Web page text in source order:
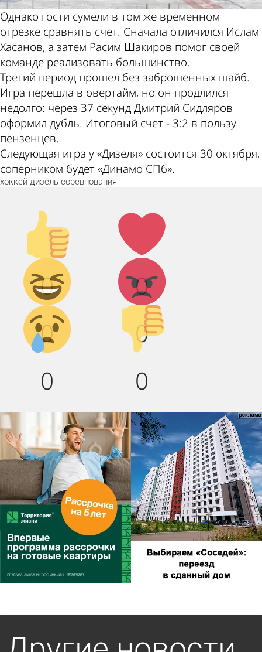
Однако гости сумели в том же временном
отрезке сравнять счет. Сначала отличился Ислам
Хасанов, а затем Расим Шакиров помог своей
команде реализовать большинство.
Третий период прошел без заброшенных шайб.
Игра перешла в овертайм, но он продлился
недолго: через 37 секунд Дмитрий Сидляров
оформил дубль. Итоговый счет - 3:2 в пользу
пензенцев.
Следующая игра у «Дизеля» состоится 30 октября,
соперником будет «Динамо СПб».
хоккей дизель соревнования
Палец
вверх!
0
Лайк!
0
Дикий
смех!
0
Агрессия!
0
Грусть :(
0
Палец
вниз!
0